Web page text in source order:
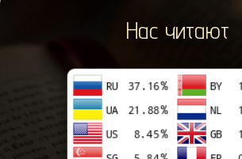
Нас читают